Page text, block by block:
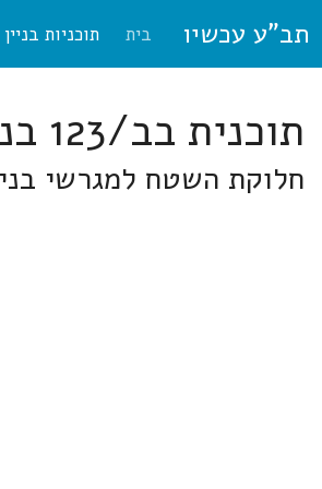
תב"ע עכשיו בית תוכניות
תוכנית בב/123 בני ברק
חלוקת השטח למגרשי